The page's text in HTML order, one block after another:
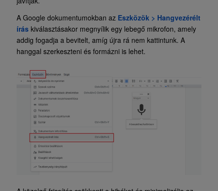
A Google dokumentumokban az Eszközök > Hangvezérélt
írás kiválasztásakor megnyílik egy lebegő mikrofon, amely
addig fogadja a bevitelt, amíg újra rá nem kattintunk. A
hanggal szerkeszteni és formázni is lehet.